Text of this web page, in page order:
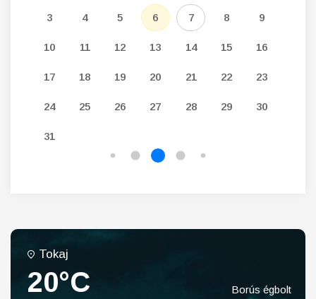
3 4 5 6 7 8 9
10 11 12 13 14 15 16
17 18 19 20 21 22 23
24 25 26 27 28 29 30
31
Tokaj
20°C Borús égbolt